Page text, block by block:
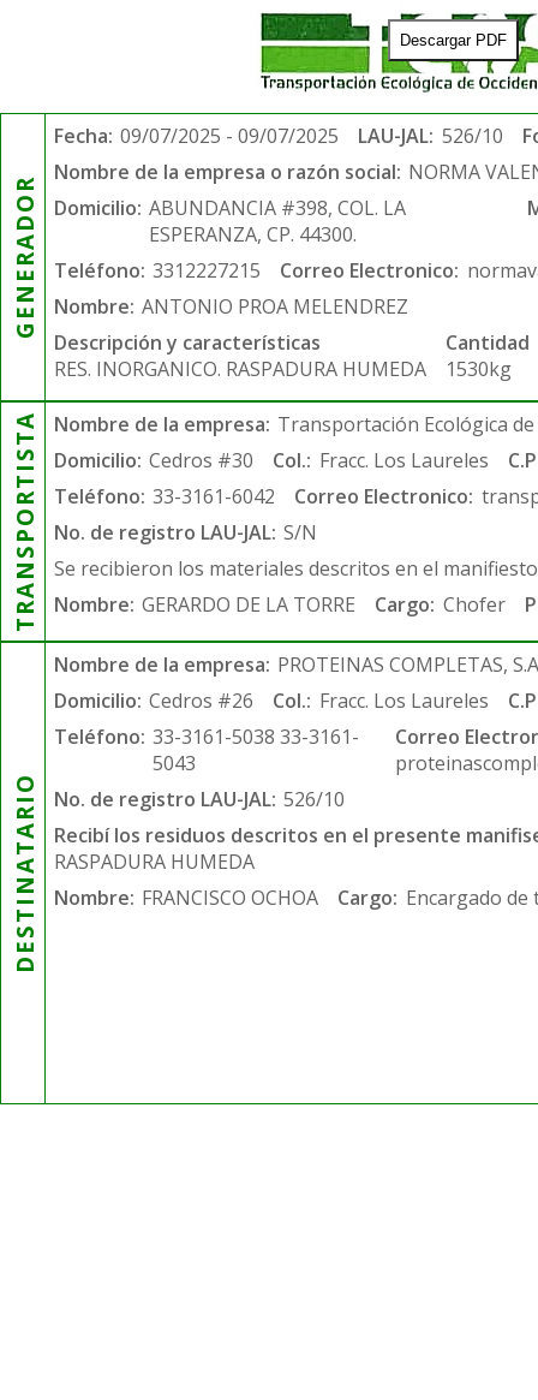
Descargar PDF
GENERADOR
Fecha: 09/07/2025 - 09/07/2025 LAU-JAL: 526/10
Nombre de la empresa o razón social: NORMA
Domicilio: ABUNDANCIA #398, COL. LA
ESPERANZA, CP. 44300.
Teléfono: 3312227215 Correo Electronico:
Nombre: ANTONIO PROA MELENDREZ
Descripción y características
RES. INORGANICO. RASPADURA HUMEDA
Cantidad
1530kg
TRANSPORTISTA Nombre de la empresa: Transportación Ecológica de
Domicilio: Cedros #30 Col.: Fracc. Los Laureles
Teléfono: 33-3161-6042 Correo Electronico:
No. de registro LAU-JAL: S/N
Se recibieron los materiales descritos en el
Nombre: GERARDO DE LA TORRE Cargo: Chofer
DESTINATARIO
Nombre de la empresa: PROTEINAS COMPLETAS,
Domicilio: Cedros #26 Col.: Fracc. Los Laureles
Teléfono: 33-3161-5038 33-3161-
5043
Correo
No. de registro LAU-JAL: 526/10
Recibí los residuos descritos en el presente
RASPADURA HUMEDA
Nombre: FRANCISCO OCHOA Cargo: Encargado de